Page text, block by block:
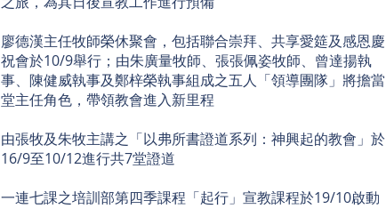
廖德漢主任牧師榮休聚會，包括聯合崇拜、共享愛筵及感恩慶
祝會於10/9舉行；由朱廣量牧師、張張佩姿牧師、曾達揚執
事、陳健威執事及鄭梓榮執事組成之五人「領導團隊」將擔當
堂主任角色，帶領教會進入新里程
由張牧及朱牧主講之「以弗所書證道系列：神興起的教會」於
16/9至10/12進行共7堂證道
一連七課之培訓部第四季課程「起行」宣教課程於19/10啟動